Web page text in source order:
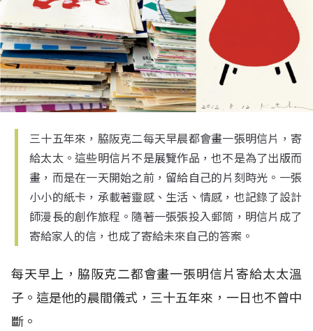
三十五年來，脇阪克二每天早晨都會畫一張明信片，寄
給太太。這些明信片不是展覽作品，也不是為了出版而
畫，而是在一天開始之前，留給自己的片刻時光。一張
小小的紙卡，承載著靈感、生活、情感，也記錄了設計
師漫長的創作旅程。隨著一張張投入郵筒，明信片成了
寄給家人的信，也成了寄給未來自己的答案。
每天早上，脇阪克二都會畫一張明信片寄給太太溫
子。這是他的晨間儀式，三十五年來，一日也不曾中
斷。